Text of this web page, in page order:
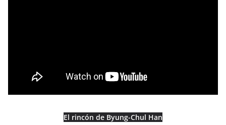
El rincón de Byung-Chul Han